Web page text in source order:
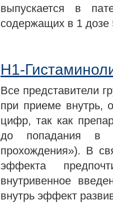
выпускается в
содержащих в 1
Н1-
Все представители
при приеме внутрь,
цифр, так как
до попадания в
прохождения»). В
эффекта
внутривенное
внутрь эффект